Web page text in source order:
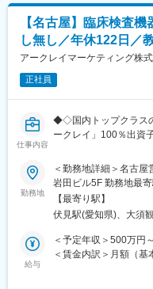
30％を超えてグロー
・引き続き安定成長を
品への継続的な市場
オ経営を進めて、資本
す。
■事業内容：
MFP製品の本体/オプ
品質の確保と顧客満足
■仕事の魅力：
・MFP製品は、様々な
により多機能化してお
な課題を解決すること
る考え方も従来の「出
概念から「新しい価
・製品の進化と共に
品質保証業務を行いな
践できます。
併せて資格取得など、
■リモートワーク頻度
【名古屋】臨床検査
し無し／年休122日／
アークレイマーケティング株
正社員
仕事内容
◆◇国内トップクラス
ークレイ」100％出資
住宅手当有り◆◇
■職務内容：
医療施設（病院、開
問、医療情報の提供や
お任せします。
◎訪問先：大規模病院
勤務地
＜勤務地詳細＞名古
岩田ビル5F 勤務地最
策：屋内全面禁煙変更
【最寄り駅】
伏見駅(愛知県)、大須
給与
＜予定年収＞500万円
＜賃金内訳＞月額（